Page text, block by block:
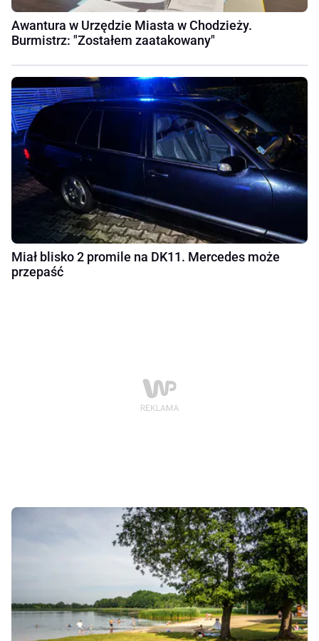
Awantura w Urzędzie Miasta w Chodzieży.
Burmistrz: "Zostałem zaatakowany"
Miał blisko 2 promile na DK11. Mercedes może
przepaść